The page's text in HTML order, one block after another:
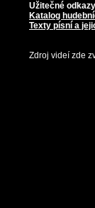
Užitečné
Katalog
Texty písní a
Zdroj videí zde